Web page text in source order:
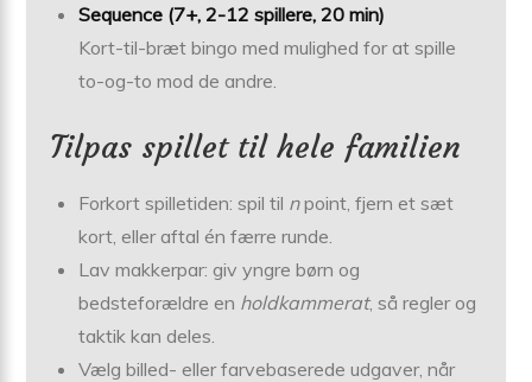
Sequence (7+, 2-12 spillere, 20 min)
Kort-til-bræt bingo med mulighed for at spille
to-og-to mod de andre.
Tilpas spillet til hele familien
Forkort spilletiden: spil til npoint, fjern et sæt
kort, eller aftal én færre runde.
Lav makkerpar: giv yngre børn og
bedsteforældre en holdkammerat, så regler og
taktik kan deles.
Vælg billed- eller farvebaserede udgaver, når